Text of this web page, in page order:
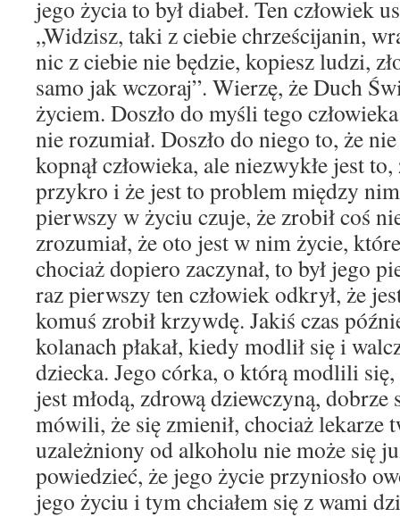
jego życia to był diabeł. Ten człowiek
„Widzisz, taki z ciebie chrześcijanin,
nic z ciebie nie będzie, kopiesz ludzi,
samo jak wczoraj”. Wierzę, że Duch
życiem. Doszło do myśli tego
nie rozumiał. Doszło do niego to, że
kopnął człowieka, ale niezwykłe jest
przykro i że jest to problem między
pierwszy w życiu czuje, że zrobił coś
zrozumiał, że oto jest w nim życie,
chociaż dopiero zaczynał, to był jego
raz pierwszy ten człowiek odkrył, że
komuś zrobił krzywdę. Jakiś czas
kolanach płakał, kiedy modlił się i
dziecka. Jego córka, o którą modlili się,
jest młodą, zdrową dziewczyną, dobrze
mówili, że się zmienił, chociaż lekarze
uzależniony od alkoholu nie może się
powiedzieć, że jego życie przyniosło
jego życiu i tym chciałem się z wami